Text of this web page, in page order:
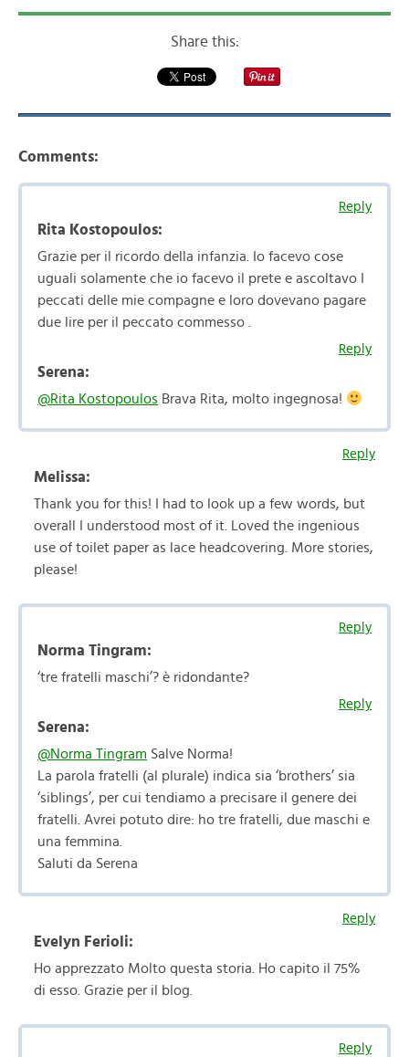
Share this:
Comments:
Reply
Rita Kostopoulos:
Grazie per il ricordo della infanzia. Io facevo cose
uguali solamente che io facevo il prete e ascoltavo I
peccati delle mie compagne e loro dovevano pagare
due lire per il peccato commesso .
Reply
Serena:
@Rita Kostopoulos Brava Rita, molto ingegnosa!
Reply
Melissa:
Thank you for this! I had to look up a few words, but
overall I understood most of it. Loved the ingenious
use of toilet paper as lace headcovering. More stories,
please!
Reply
Norma Tingram:
‘tre fratelli maschi’? è ridondante?
Reply
Serena:
@Norma Tingram Salve Norma!
La parola fratelli (al plurale) indica sia ‘brothers’ sia
‘siblings’, per cui tendiamo a precisare il genere dei
fratelli. Avrei potuto dire: ho tre fratelli, due maschi e
una femmina.
Saluti da Serena
Reply
Evelyn Ferioli:
Ho apprezzato Molto questa storia. Ho capito il 75%
di esso. Grazie per il blog.
Reply